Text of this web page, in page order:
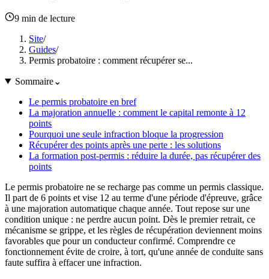
9 min de lecture
Site/
Guides/
Permis probatoire : comment récupérer se...
Sommaire⌄
Le permis probatoire en bref
La majoration annuelle : comment le capital remonte à 12
points
Pourquoi une seule infraction bloque la progression
Récupérer des points après une perte : les solutions
La formation post-permis : réduire la durée, pas récupérer des
points
Le permis probatoire ne se recharge pas comme un permis classique.
Il part de 6 points et vise 12 au terme d'une période d'épreuve, grâce
à une majoration automatique chaque année. Tout repose sur une
condition unique : ne perdre aucun point. Dès le premier retrait, ce
mécanisme se grippe, et les règles de récupération deviennent moins
favorables que pour un conducteur confirmé. Comprendre ce
fonctionnement évite de croire, à tort, qu'une année de conduite sans
faute suffira à effacer une infraction.